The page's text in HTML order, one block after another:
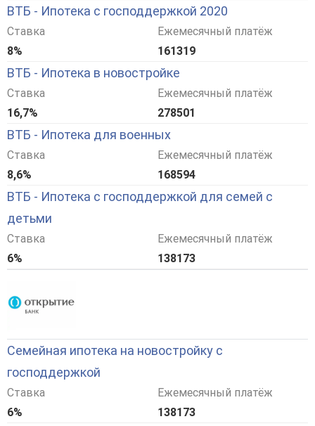
ВТБ - Ипотека с господдержкой 2020
Ставка
8%
Ежемесячный платёж
161319
ВТБ - Ипотека в новостройке
Ставка
16,7%
Ежемесячный платёж
278501
ВТБ - Ипотека для военных
Ставка
8,6%
Ежемесячный платёж
168594
ВТБ - Ипотека с господдержкой для семей с
детьми
Ставка
6%
Ежемесячный платёж
138173
Семейная ипотека на новостройку с
господдержкой
Ставка
6%
Ежемесячный платёж
138173